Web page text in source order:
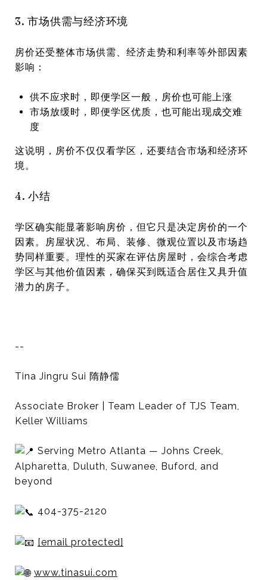
3. 市场供需与经济环境
房价还受整体市场供需、经济走势和利率等外部因素
影响：
供不应求时，即便学区一般，房价也可能上涨
市场放缓时，即便学区优质，也可能出现成交难
度
这说明，房价不仅仅看学区，还要结合市场和经济环
境。
4. 小结
学区确实能显著影响房价，但它只是决定房价的一个
因素。房屋状况、布局、装修、微观位置以及市场趋
势同样重要。理性的买家在评估房屋时，会综合考虑
学区与其他价值因素，确保买到既适合居住又具升值
潜力的房子。
--
Tina Jingru Sui 隋静儒
Associate Broker | Team Leader of TJS Team,
Keller Williams
Serving Metro Atlanta — Johns Creek,
Alpharetta, Duluth, Suwanee, Buford, and
beyond
404-375-2120
[email protected]
www.tinasui.com